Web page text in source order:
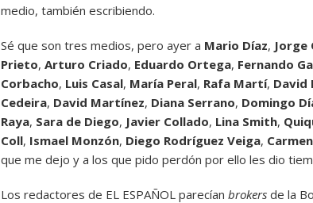
medio, también escribiendo.
Sé que son tres medios, pero ayer a Mario Díaz, Jorge
Prieto, Arturo Criado, Eduardo Ortega, Fernando
Corbacho, Luis Casal, María Peral, Rafa Martí, David
Cedeira, David Martínez, Diana Serrano, Domingo
Raya, Sara de Diego, Javier Collado, Lina Smith,
Coll, Ismael Monzón, Diego Rodríguez Veiga,
que me dejo y a los que pido perdón por ello les dio
Los redactores de EL ESPAÑOL parecían brokers de la